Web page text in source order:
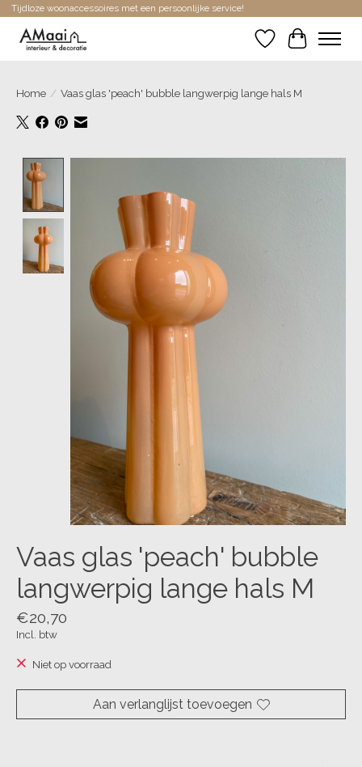
Tijdloze woonaccessoires met een persoonlijke service!
Verlanglijst
Home / Vaas glas 'peach' bubble langwerpig lange hals M
Vaas glas 'peach' bubble
langwerpig lange hals M
€20,70
Incl. btw
Niet op voorraad
Aan verlanglijst toevoegen